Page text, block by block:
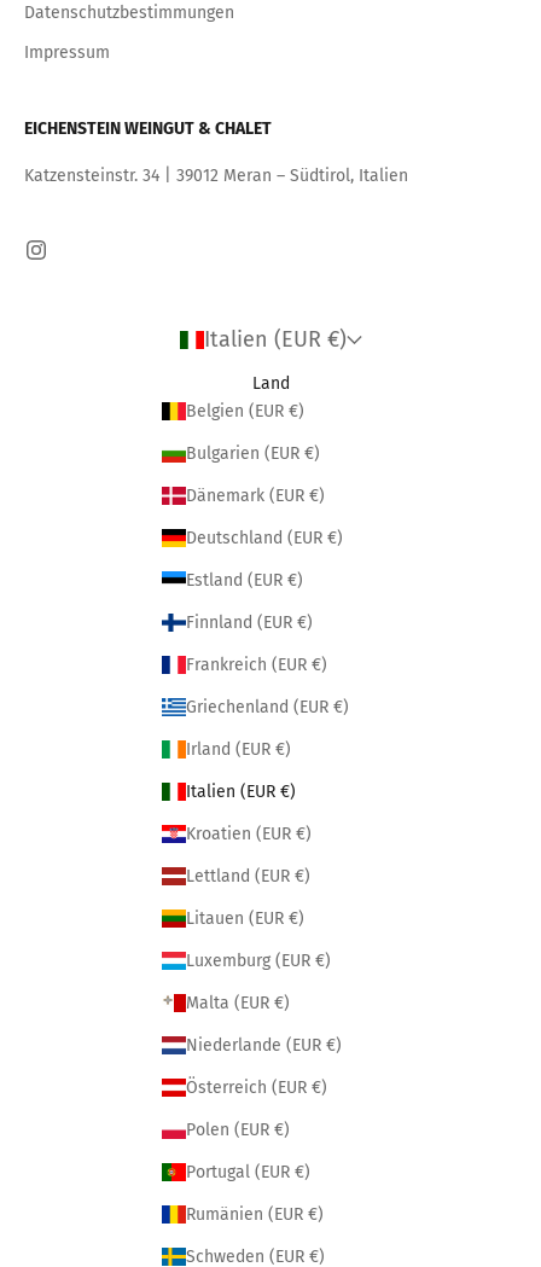
Datenschutzbestimmungen
Impressum
EICHENSTEIN WEINGUT & CHALET
Katzensteinstr. 34 | 39012 Meran – Südtirol, Italien
Italien (EUR €)
Land
Belgien (EUR €)
Bulgarien (EUR €)
Dänemark (EUR €)
Deutschland (EUR €)
Estland (EUR €)
Finnland (EUR €)
Frankreich (EUR €)
Griechenland (EUR €)
Irland (EUR €)
Italien (EUR €)
Kroatien (EUR €)
Lettland (EUR €)
Litauen (EUR €)
Luxemburg (EUR €)
Malta (EUR €)
Niederlande (EUR €)
Österreich (EUR €)
Polen (EUR €)
Portugal (EUR €)
Rumänien (EUR €)
Schweden (EUR €)